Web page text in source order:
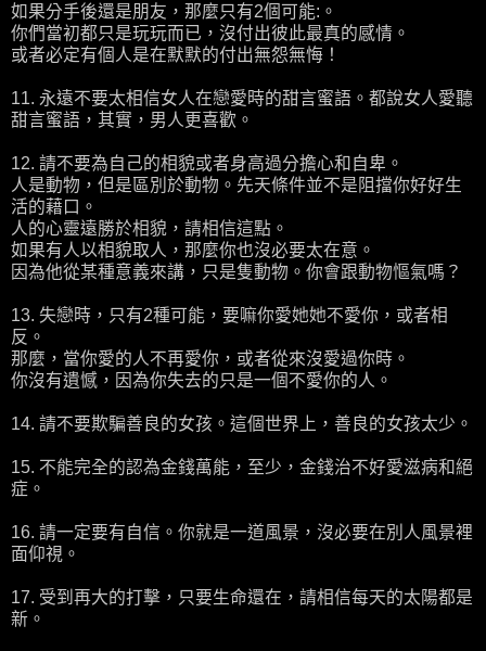
如果分手後還是朋友，那麼只有2個可能:。
你們當初都只是玩玩而已，沒付出彼此最真的感情。
或者必定有個人是在默默的付出無怨無悔！
11. 永遠不要太相信女人在戀愛時的甜言蜜語。都說女人愛聽
甜言蜜語，其實，男人更喜歡。
12. 請不要為自己的相貌或者身高過分擔心和自卑。
人是動物，但是區別於動物。先天條件並不是阻擋你好好生
活的藉口。
人的心靈遠勝於相貌，請相信這點。
如果有人以相貌取人，那麼你也沒必要太在意。
因為他從某種意義來講，只是隻動物。你會跟動物慪氣嗎？
13. 失戀時，只有2種可能，要嘛你愛她她不愛你，或者相
反。
那麼，當你愛的人不再愛你，或者從來沒愛過你時。
你沒有遺憾，因為你失去的只是一個不愛你的人。
14. 請不要欺騙善良的女孩。這個世界上，善良的女孩太少。
15. 不能完全的認為金錢萬能，至少，金錢治不好愛滋病和絕
症。
16. 請一定要有自信。你就是一道風景，沒必要在別人風景裡
面仰視。
17. 受到再大的打擊，只要生命還在，請相信每天的太陽都是
新。